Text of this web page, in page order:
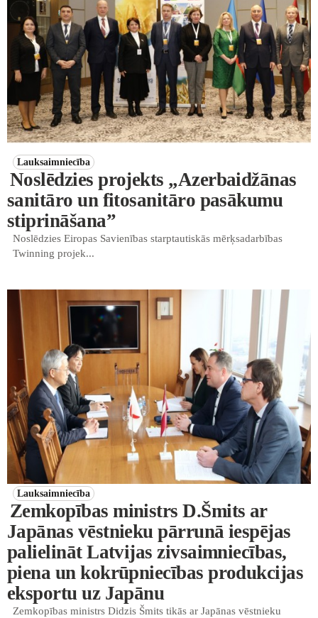
Lauksaimniecība
Noslēdzies projekts „Azerbaidžānas
sanitāro un fitosanitāro pasākumu
stiprināšana”
Noslēdzies Eiropas Savienības starptautiskās mērķsadarbības
Twinning projek...
Lauksaimniecība
Zemkopības ministrs D.Šmits ar
Japānas vēstnieku pārrunā iespējas
palielināt Latvijas zivsaimniecības,
piena un kokrūpniecības produkcijas
eksportu uz Japānu
Zemkopības ministrs Didzis Šmits tikās ar Japānas vēstnieku